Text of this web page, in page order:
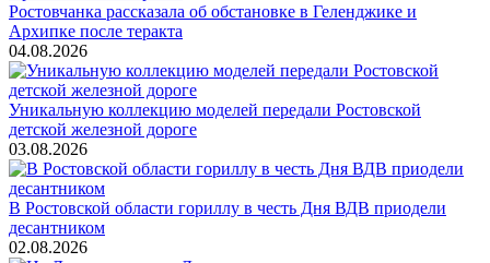
Ростовчанка рассказала об обстановке в Геленджике и
Архипке после теракта
04.08.2026
Уникальную коллекцию моделей передали Ростовской
детской железной дороге
03.08.2026
В Ростовской области гориллу в честь Дня ВДВ приодели
десантником
02.08.2026